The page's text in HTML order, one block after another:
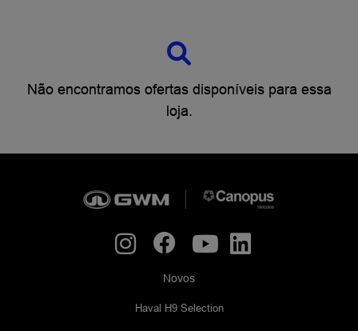
Não encontramos ofertas disponíveis para essa
loja.
Novos
Haval H9 Selection